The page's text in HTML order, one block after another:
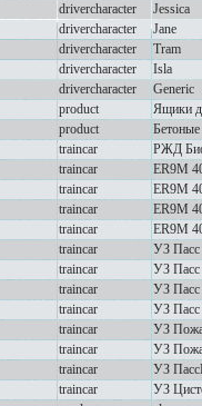
drivercharacter
Jessica
drivercharacter
Jane
drivercharacter
Tram
drivercharacter
Isla
drivercharacter
Generic
product
Ящики
product
traincar
РЖД
traincar
ER9M
traincar
ER9M
traincar
ER9M
traincar
ER9M
traincar
УЗ Пасс
traincar
УЗ Пасс
traincar
УЗ Пасс
traincar
УЗ Пасс
traincar
УЗ
traincar
УЗ
traincar
УЗ
traincar
УЗ